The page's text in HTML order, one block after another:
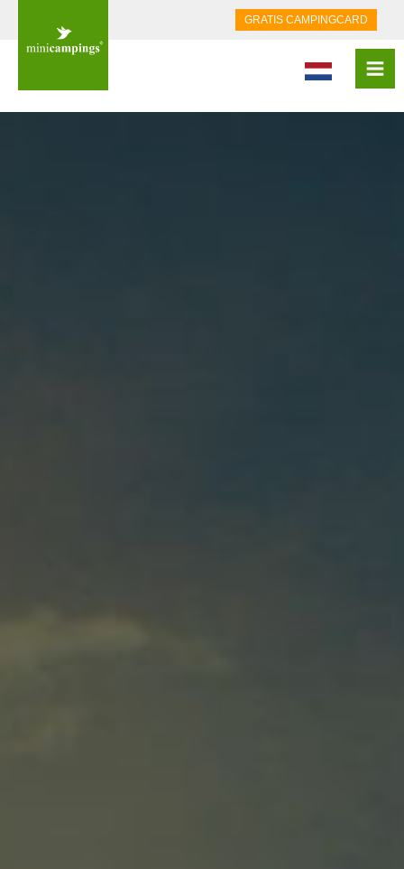
GRATIS CAMPINGCARD